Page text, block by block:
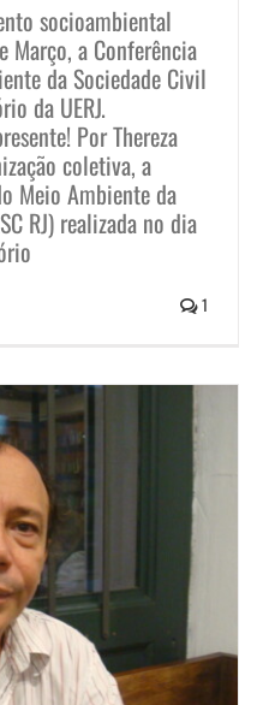
socioambiental
Março, a Conferência
da Sociedade Civil
da UERJ.
Por Thereza
coletiva, a
Meio Ambiente da
RJ) realizada no dia
1
Viva é notícia
On Line